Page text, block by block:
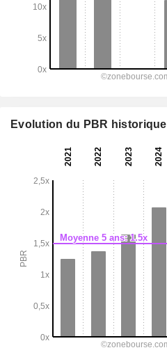
Evolution du PBR historique